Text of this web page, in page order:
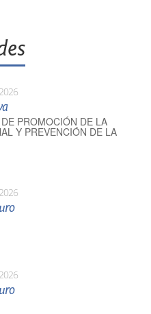
PROMOCIÓN DE LA
Y PREVENCIÓN DE LA